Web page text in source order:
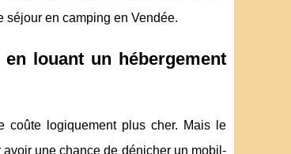
en camping en Vendée.
louant un hébergement
logiquement plus cher. Mais le
une chance de dénicher un mobil-